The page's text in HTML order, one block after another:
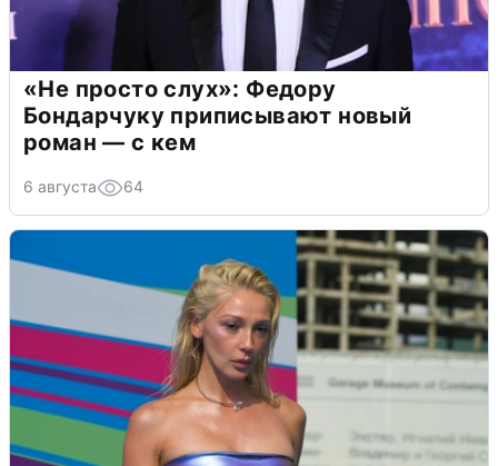
«Не просто слух»: Федору
Бондарчуку приписывают новый
роман — с кем
6 августа 64